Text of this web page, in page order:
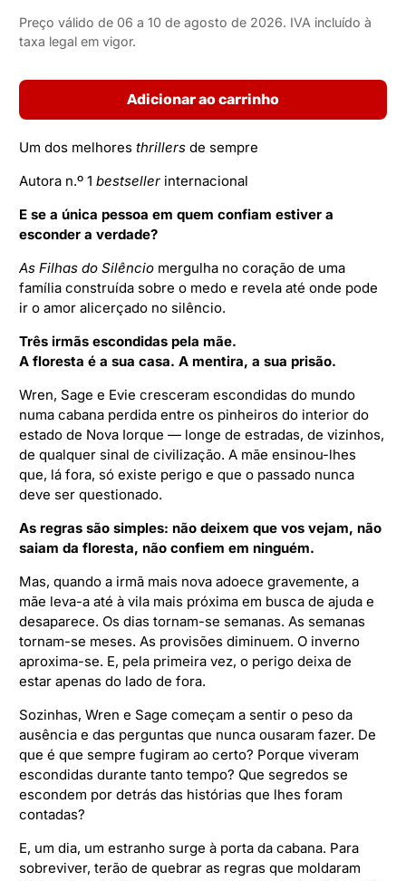
Preço válido de 06 a 10 de agosto de 2026. IVA incluído à
taxa legal em vigor.
Adicionar ao carrinho
Um dos melhoresthrillers de sempre
Autora n.º 1bestseller internacional
E se a única pessoa em quem confiam estiver a
esconder a verdade?
As Filhas do Silêncio mergulha no coração de uma
família construída sobre o medo e revela até onde pode
ir o amor alicerçado no silêncio.
Três irmãs escondidas pela mãe.
A floresta é a sua casa. A mentira, a sua prisão.
Wren, Sage e Evie cresceram escondidas do mundo
numa cabana perdida entre os pinheiros do interior do
estado de Nova Iorque — longe de estradas, de vizinhos,
de qualquer sinal de civilização. A mãe ensinou-lhes
que, lá fora, só existe perigo e que o passado nunca
deve ser questionado.
As regras são simples: não deixem que vos vejam, não
saiam da floresta, não confiem em ninguém.
Mas, quando a irmã mais nova adoece gravemente, a
mãe leva-a até à vila mais próxima em busca de ajuda e
desaparece. Os dias tornam-se semanas. As semanas
tornam-se meses. As provisões diminuem. O inverno
aproxima-se. E, pela primeira vez, o perigo deixa de
estar apenas do lado de fora.
Sozinhas, Wren e Sage começam a sentir o peso da
ausência e das perguntas que nunca ousaram fazer. De
que é que sempre fugiram ao certo? Porque viveram
escondidas durante tanto tempo? Que segredos se
escondem por detrás das histórias que lhes foram
contadas?
E, um dia, um estranho surge à porta da cabana. Para
sobreviver, terão de quebrar as regras que moldaram